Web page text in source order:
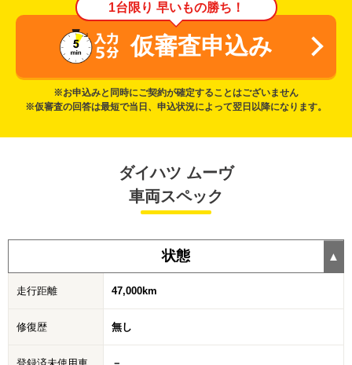
1台限り 早いもの勝ち！
仮審査申込み
※お申込みと同時にご契約が確定することはございません
※仮審査の回答は最短で当日、申込状況によって翌日以降になります。
ダイハツ ムーヴ
車両スペック
状態
走行距離 47,000km
修復歴 無し